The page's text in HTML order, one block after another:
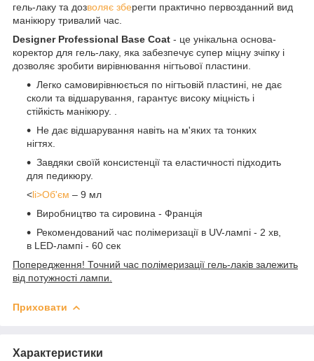
гель-лаку та дозволяє зберегти практично первозданний вид
манікюру тривалий час.
Designer Professional Base Coat - це унікальна основа-
коректор для гель-лаку, яка забезпечує супер міцну зчіпку і
дозволяє зробити вирівнювання нігтьової пластини.
Легко самовирівнюється по нігтьовій пластині, не дає
сколи та відшарування, гарантує високу міцність і
стійкість манікюру. .
Не дає відшарування навіть на м'яких та тонких
нігтях.
Завдяки своїй консистенції та еластичності підходить
для педикюру.
<li>Об'єм – 9 мл
Виробництво та сировина - Франція
Рекомендований час полімеризації в UV-лампі - 2 хв,
в LED-лампі - 60 сек
Попередження! Точний час полімеризації гель-лаків залежить
від потужності лампи.
Приховати
Характеристики